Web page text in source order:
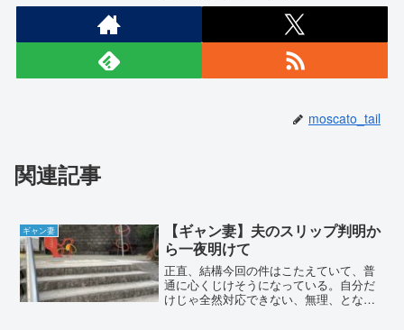
moscato_tail
関連記事
ギャン妻
【ギャン妻】夫のスリップ判明か
ら一夜明けて
正直、結構今回の件はこたえていて、普
通に心くじけそうになっている。自分だ
けじゃ全然対応できない、無理、となっ